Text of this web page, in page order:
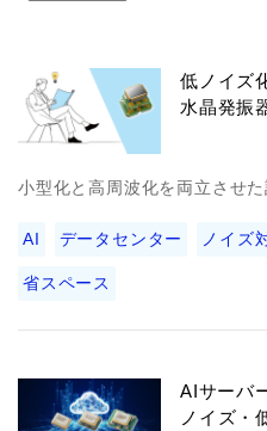
低ノイズ
水晶発振
小型化と高周波化を両立させ
AI データセンター ノイズ
省スペース
AIサーバ
ノイズ・